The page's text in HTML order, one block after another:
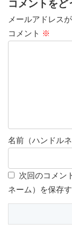
コメントをど
メールアドレス
コメント ※
名前（ハンドルネ
次回のコメン
ネーム）を保存す